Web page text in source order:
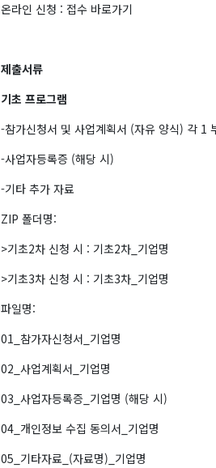
온라인 신청 : 접수 바로가기
제출서류
기초 프로그램
-참가신청서 및 사업계획서 (자유 양식) 각 1
-사업자등록증 (해당 시)
-기타 추가 자료
ZIP 폴더명:
>기초2차 신청 시 : 기초2차_기업명
>기초3차 신청 시 : 기초3차_기업명
파일명:
01_참가자신청서_기업명
02_사업계획서_기업명
03_사업자등록증_기업명 (해당 시)
04_개인정보 수집 동의서_기업명
05_기타자료_(자료명)_기업명